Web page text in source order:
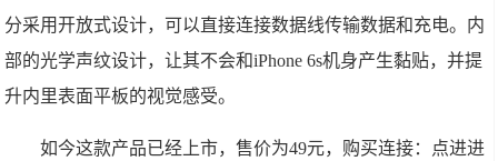
分采用开放式设计，可以直接连接数据线传输数据和充电。内
部的光学声纹设计，让其不会和iPhone 6s机身产生黏贴，并提
升内里表面平板的视觉感受。
如今这款产品已经上市，售价为49元，购买连接：点进进